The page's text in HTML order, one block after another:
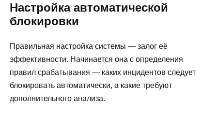
Настройка автоматической
блокировки
Правильная настройка системы — залог её
эффективности. Начинается она с определения
правил срабатывания — каких инцидентов следует
блокировать автоматически, а какие требуют
дополнительного анализа.